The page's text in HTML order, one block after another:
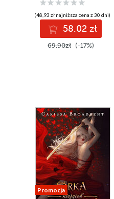
(48,93 zł najniższa cena z 30 dni)
58.02 zł
69.90zł (-17%)
Promocja